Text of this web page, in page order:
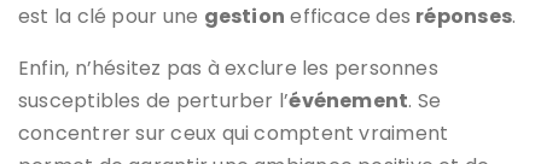
est la clé pour une gestion efficace des réponses.
Enfin, n’hésitez pas à exclure les personnes
susceptibles de perturber l’événement. Se
concentrer sur ceux qui comptent vraiment